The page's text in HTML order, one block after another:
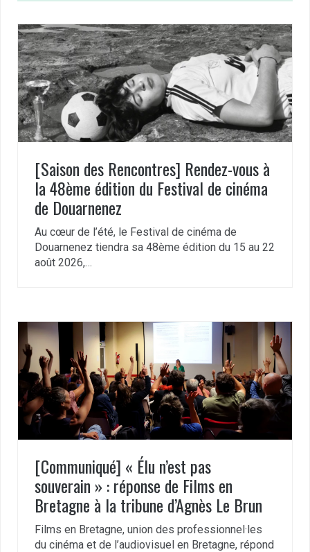
[Saison des Rencontres] Rendez-vous à
la 48ème édition du Festival de cinéma
de Douarnenez
Au cœur de l’été, le Festival de cinéma de
Douarnenez tiendra sa 48ème édition du 15 au 22
août 2026,…
[Communiqué] « Élu n’est pas
souverain » : réponse de Films en
Bretagne à la tribune d’Agnès Le Brun
Films en Bretagne, union des professionnel·les
du cinéma et de l’audiovisuel en Bretagne, répond